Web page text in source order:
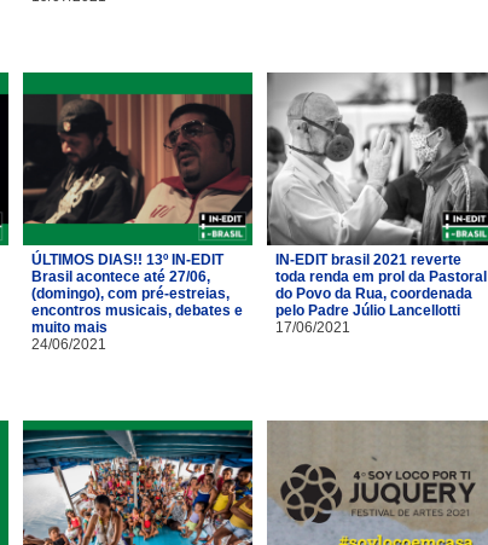
ÚLTIMOS DIAS!! 13º IN-EDIT
Brasil acontece até 27/06,
(domingo), com pré-estreias,
encontros musicais, debates e
muito mais
24/06/2021
IN-EDIT brasil 2021 reverte
toda renda em prol da Pastoral
do Povo da Rua, coordenada
pelo Padre Júlio Lancellotti
17/06/2021